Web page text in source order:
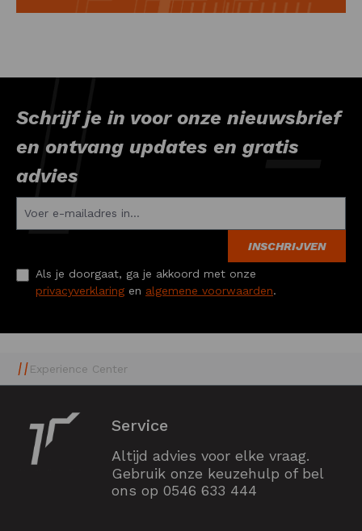
Schrijf je in voor onze nieuwsbrief
en ontvang updates en gratis
advies
INSCHRIJVEN
Als je doorgaat, ga je akkoord met onze
privacyverklaring en algemene voorwaarden.
Experience Center
Service
Altijd advies voor elke vraag.
Gebruik onze keuzehulp of bel
ons op 0546 633 444